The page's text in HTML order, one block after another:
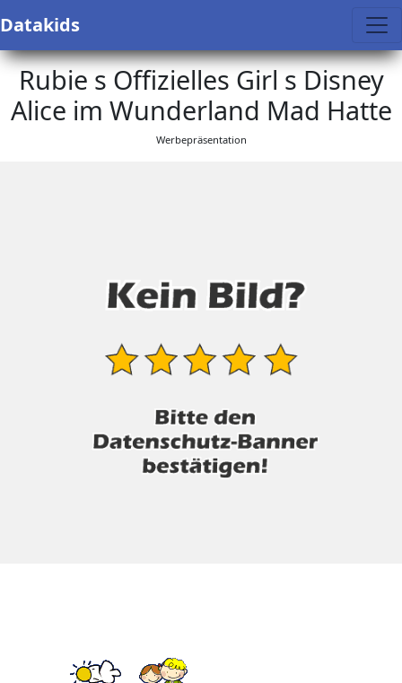
Datakids
Rubie s Offizielles Girl s Disney
Alice im Wunderland Mad Hatte
Werbepräsentation